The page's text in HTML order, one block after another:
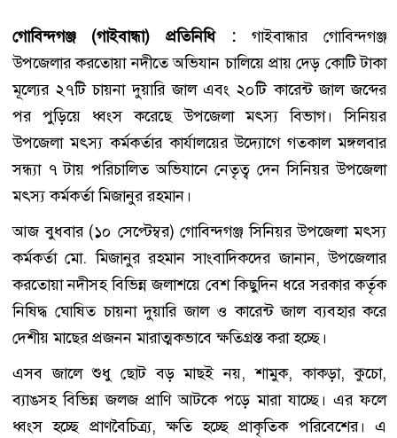
গোবিন্দগঞ্জ (গাইবান্ধা) প্রতিনিধি : গাইবান্ধার গোবিন্দগঞ্জ
উপজেলার করতোয়া নদীতে অভিযান চালিয়ে প্রায় দেড় কোটি টাকা
মূল্যের ২৭টি চায়না দুয়ারি জাল এবং ২০টি কারেন্ট জাল জব্দের
পর পুড়িয়ে ধ্বংস করেছে উপজেলা মৎস্য বিভাগ। সিনিয়র
উপজেলা মৎস্য কর্মকর্তার কার্যালয়ের উদ্যোগে গতকাল মঙ্গলবার
সন্ধ্যা ৭ টায় পরিচালিত অভিযানে নেতৃত্ব দেন সিনিয়র উপজেলা
মৎস্য কর্মকর্তা মিজানুর রহমান।
আজ বুধবার (১০ সেপ্টেম্বর) গোবিন্দগঞ্জ সিনিয়র উপজেলা মৎস্য
কর্মকর্তা মো. মিজানুর রহমান সাংবাদিকদের জানান, উপজেলার
করতোয়া নদীসহ বিভিন্ন জলাশয়ে বেশ কিছুদিন ধরে সরকার কর্তৃক
নিষিদ্ধ ঘোষিত চায়না দুয়ারি জাল ও কারেন্ট জাল ব্যবহার করে
দেশীয় মাছের প্রজনন মারাত্মকভাবে ক্ষতিগ্রস্ত করা হচ্ছে।
এসব জালে শুধু ছোট বড় মাছই নয়, শামুক, কাকড়া, কুচো,
ব্যাঙসহ বিভিন্ন জলজ প্রাণি আটকে পড়ে মারা যাচ্ছে। এর ফলে
ধ্বংস হচ্ছে প্রাণবৈচিত্র্য, ক্ষতি হচ্ছে প্রাকৃতিক পরিবেশের। এ